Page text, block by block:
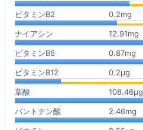
ビタミンB2 0.2mg
ナイアシン 12.91mg
ビタミンB6 0.87mg
ビタミンB12 0.2μg
葉酸 108.46μg
パントテン酸 2.46mg